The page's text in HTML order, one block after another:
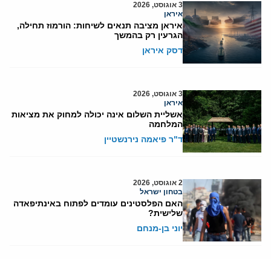
3 אוגוסט, 2026
איראן
איראן מציבה תנאים לשיחות: הורמוז תחילה,
הגרעין רק בהמשך
דסק איראן
3 אוגוסט, 2026
איראן
אשליית השלום אינה יכולה למחוק את מציאות
המלחמה
ד"ר פיאמה נירנשטיין
2 אוגוסט, 2026
בטחון ישראל
האם הפלסטינים עומדים לפתוח באינתיפאדה
שלישית?
יוני בן-מנחם